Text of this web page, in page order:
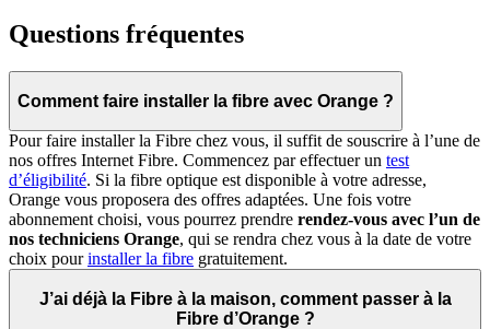
Questions fréquentes
Comment faire installer la fibre avec Orange ?
Pour faire installer la Fibre chez vous, il suffit de souscrire à l’une de
nos offres Internet Fibre. Commencez par effectuer un test
d’éligibilité. Si la fibre optique est disponible à votre adresse,
Orange vous proposera des offres adaptées. Une fois votre
abonnement choisi, vous pourrez prendre rendez-vous avec l’un de
nos techniciens Orange, qui se rendra chez vous à la date de votre
choix pourinstaller la fibre gratuitement.
J’ai déjà la Fibre à la maison, comment passer à la
Fibre d’Orange ?